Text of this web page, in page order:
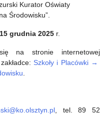
Kurator Oświaty
Środowisku”.
15 grudnia 2025 r.
na stronie internetowej
Szkoły i Placówki →
.
, tel. 89 52